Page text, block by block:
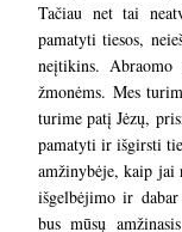
Tačiau net tai
pamatyti tiesos,
neįtikins.
žmonėms. Mes
turime patį Jėzų,
pamatyti ir išgirsti
amžinybėje, kaip jai
išgelbėjimo ir
bus mūsų